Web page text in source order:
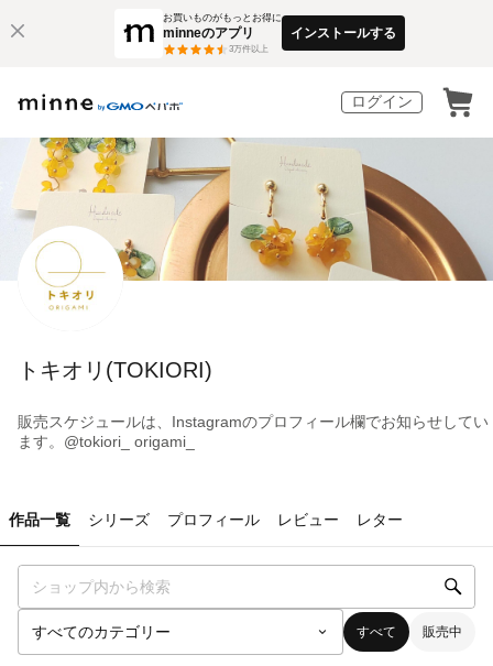
お買いものがもっとお得に
minneのアプリ
3万件以上
インストールする
ログイン
トキオリ(TOKIORI)
販売スケジュールは、Instagramのプロフィール欄でお知らせしてい
ます。@tokiori_ origami_
作品一覧 シリーズ プロフィール レビュー レター
すべて 販売中